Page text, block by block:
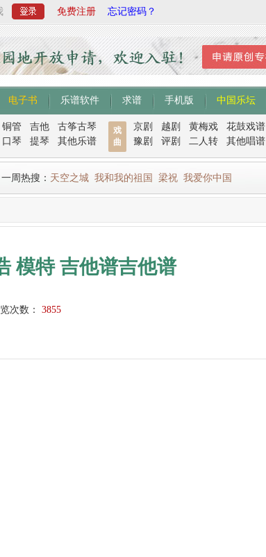
免费注册 忘记密码？
电子书 乐谱软件 求谱 手机版 中国乐坛
铜管 吉他
古筝古琴
口琴 提琴 其他乐谱
戏
曲
京剧 越剧 黄梅戏
花鼓戏谱
豫剧
评剧 二人转 其他唱谱
一周热搜： 天空之城 我和我的祖国 梁祝 我爱你中国
模特 吉他谱吉他谱
次数： 3855